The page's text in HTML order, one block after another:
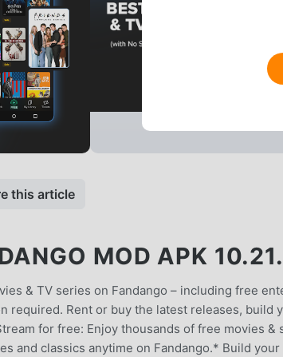
this article
MOD APK
& TV series on Fandango – including free
required. Rent or buy the latest releases, build
for free: Enjoy thousands of free movies
and classics anytime on Fandango.* Build